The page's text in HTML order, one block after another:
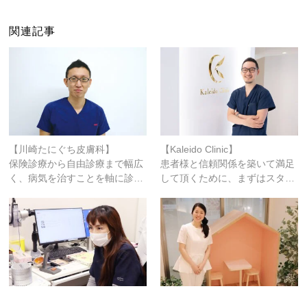
関連記事
【川崎たにぐち皮膚科】
保険診療から自由診療まで幅広
く、病気を治すことを軸に診…
【Kaleido Clinic】
患者様と信頼関係を築いて満足
して頂くために、まずはスタ…